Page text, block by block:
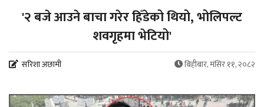
'२ बजे आउने बाचा गरेर हिँडेको थियो, भोलिपल्ट
शवगृहमा भेटियो'
सरिशा अछामी बिहीबार, मंसिर ११, २०८२